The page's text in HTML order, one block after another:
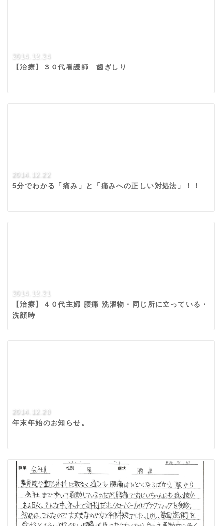
2014.12.24
【治療】３０代看護師 歯ぎしり
2014.12.22
5分でわかる「痛み」と「痛みへの正しい対処法」！！
2014.12.21
【治療】４０代主婦 腰痛 洗濯物・同じ所に立っている・
洗顔時
2014.12.20
年末年始のお知らせ。